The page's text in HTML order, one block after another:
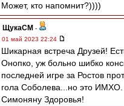
Может, кто напомнит?))))
ЩукаСМ -
01 май 2023 22:24
Шикарная встреча Друзей!
Онопко, уж больно шибко
последней игре за Ростов
гола Соболева...но это ИМХО.
Симоняну Здоровья!